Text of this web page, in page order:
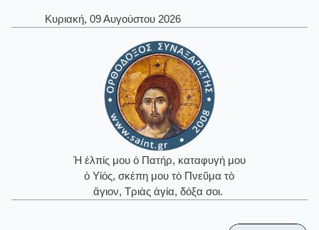
Κυριακή, 09 Αυγούστου 2026
Ἡ ἐλπίς μου ὁ Πατήρ, καταφυγή μου
ὁ Υἱός, σκέπη μου τὸ Πνεῦμα τὸ
ἅγιον, Τριὰς ἁγία, δόξα σοι.